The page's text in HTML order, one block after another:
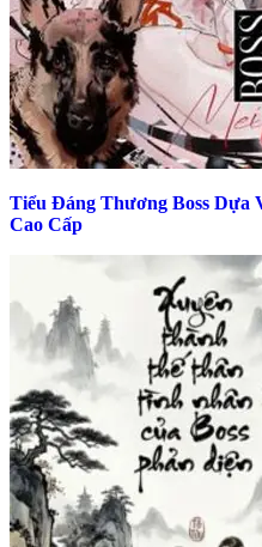
Tiểu Đáng Thương Boss Dựa
Cao Cấp